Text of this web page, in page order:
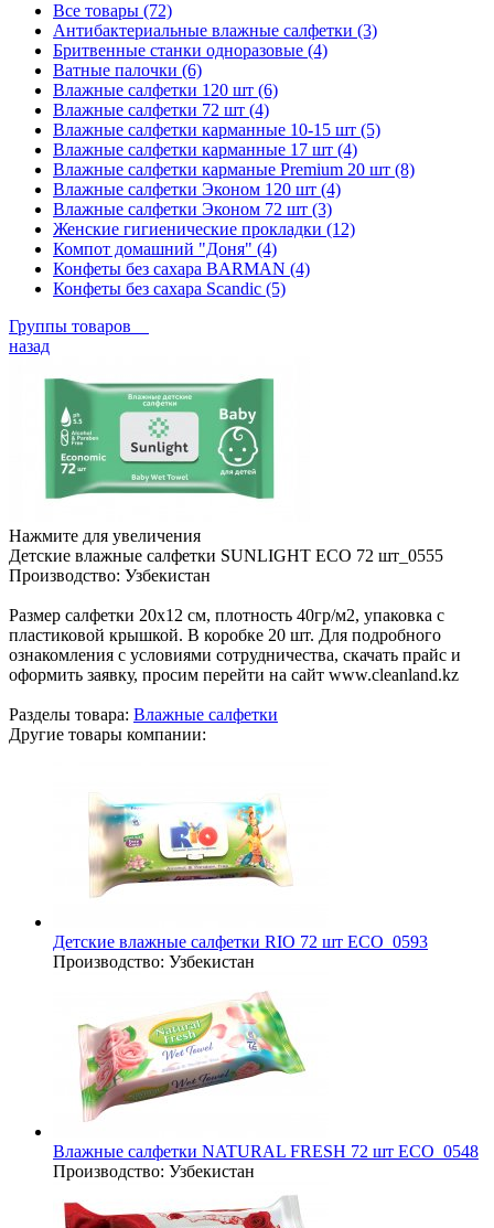
Все товары (72)
Антибактериальные влажные салфетки (3)
Бритвенные станки одноразовые (4)
Ватные палочки (6)
Влажные салфетки 120 шт (6)
Влажные салфетки 72 шт (4)
Влажные салфетки карманные 10-15 шт (5)
Влажные салфетки карманные 17 шт (4)
Влажные салфетки карманые Premium 20 шт (8)
Влажные салфетки Эконом 120 шт (4)
Влажные салфетки Эконом 72 шт (3)
Женские гигиенические прокладки (12)
Компот домашний "Доня" (4)
Конфеты без сахара BARMAN (4)
Конфеты без сахара Scandic (5)
Группы товаров
назад
Нажмите для увеличения
Детские влажные салфетки SUNLIGHT ECO 72 шт_0555
Производство: Узбекистан
Размер салфетки 20х12 см, плотность 40гр/м2, упаковка с
пластиковой крышкой. В коробке 20 шт. Для подробного
ознакомления с условиями сотрудничества, скачать прайс и
оформить заявку, просим перейти на сайт www.cleanland.kz
Разделы товара: Влажные салфетки
Другие товары компании:
Детские влажные салфетки RIO 72 шт ECO_0593
Производство: Узбекистан
Влажные салфетки NATURAL FRESH 72 шт ECO_0548
Производство: Узбекистан